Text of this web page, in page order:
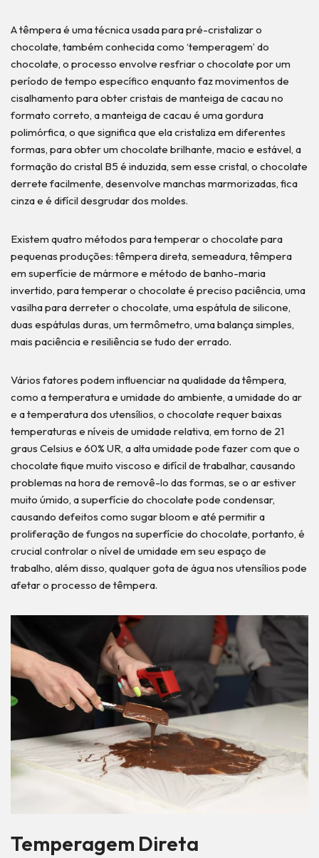
A têmpera é uma técnica usada para pré-cristalizar o
chocolate, também conhecida como ‘temperagem’ do
chocolate, o processo envolve resfriar o chocolate por um
período de tempo específico enquanto faz movimentos de
cisalhamento para obter cristais de manteiga de cacau no
formato correto, a manteiga de cacau é uma gordura
polimórfica, o que significa que ela cristaliza em diferentes
formas, para obter um chocolate brilhante, macio e estável, a
formação do cristal B5 é induzida, sem esse cristal, o chocolate
derrete facilmente, desenvolve manchas marmorizadas, fica
cinza e é difícil desgrudar dos moldes.
Existem quatro métodos para temperar o chocolate para
pequenas produções: têmpera direta, semeadura, têmpera
em superfície de mármore e método de banho-maria
invertido, para temperar o chocolate é preciso paciência, uma
vasilha para derreter o chocolate, uma espátula de silicone,
duas espátulas duras, um termômetro, uma balança simples,
mais paciência e resiliência se tudo der errado.
Vários fatores podem influenciar na qualidade da têmpera,
como a temperatura e umidade do ambiente, a umidade do ar
e a temperatura dos utensílios, o chocolate requer baixas
temperaturas e níveis de umidade relativa, em torno de 21
graus Celsius e 60% UR, a alta umidade pode fazer com que o
chocolate fique muito viscoso e difícil de trabalhar, causando
problemas na hora de removê-lo das formas, se o ar estiver
muito úmido, a superfície do chocolate pode condensar,
causando defeitos como sugar bloom e até permitir a
proliferação de fungos na superfície do chocolate, portanto, é
crucial controlar o nível de umidade em seu espaço de
trabalho, além disso, qualquer gota de água nos utensílios pode
afetar o processo de têmpera.
Temperagem Direta